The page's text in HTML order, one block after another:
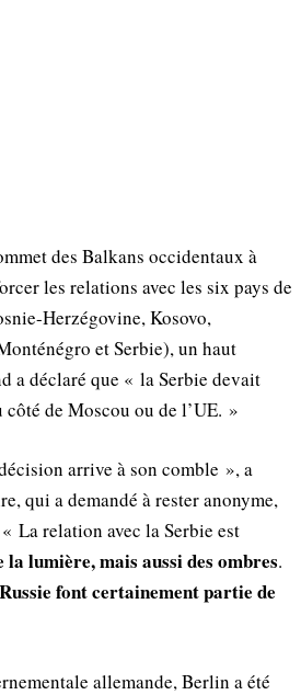
des Balkans occidentaux à
les relations avec les six pays de
Herzégovine, Kosovo,
et Serbie), un haut
a déclaré que « la Serbie devait
de Moscou ou de l’UE. »
arrive à son comble », a
qui a demandé à rester anonyme,
La relation avec la Serbie est
la lumière, mais aussi des ombres.
font certainement partie de
allemande, Berlin a été